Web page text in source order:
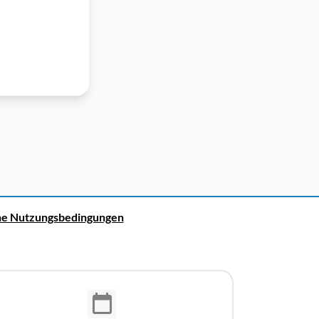
Nutzungsbedingungen